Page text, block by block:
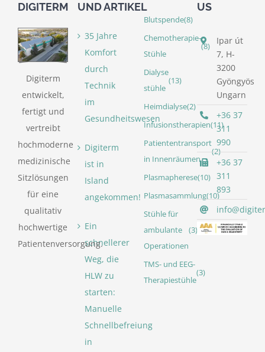
DIGITERM
Digiterm
entwickelt,
fertigt und
vertreibt
hochmoderne
medizinische
Sitzlösungen
für eine
qualitativ
hochwertige
Patientenversorgung.
UND ARTIKEL
35 Jahre
Komfort
durch
Technik
im
Gesundheitswesen
Digiterm
ist in
Island
angekommen!
Ein
schnellerer
Weg, die
HLW zu
starten:
Manuelle
Schnellbefreiung
in
Blutspende(8)
Chemotherapie-
Stühle
(8)
Dialyse
stühle
(13)
Heimdialyse(2)
Infusionstherapien(11)
Patiententransport
in Innenräumen
(2)
Plasmapherese(10)
Plasmasammlung(10)
Stühle für
ambulante
Operationen
(3)
TMS- und EEG-
Therapiestühle
(3)
US
Ipar út
7, H-
3200
Gyöngyös
Ungarn
+36 37
311
990
+36 37
311
893